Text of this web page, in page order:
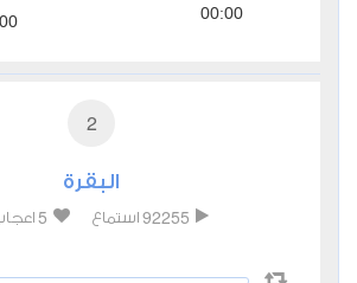
00:00
2
البقرة
92255 استماع 5